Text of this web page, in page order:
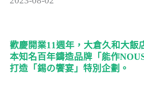
歡慶開業11週年，大倉久和大飯
本知名百年鑄造品牌「能作
打造「錫の饗宴」特別企劃。